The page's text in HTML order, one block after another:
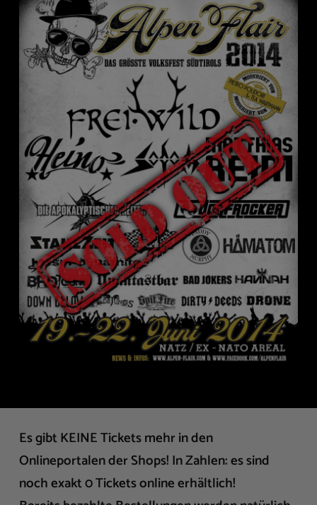
Es gibt KEINE Tickets mehr in den
Onlineportalen der Shops! In Zahlen: es sind
noch exakt 0 Tickets online erhältlich!